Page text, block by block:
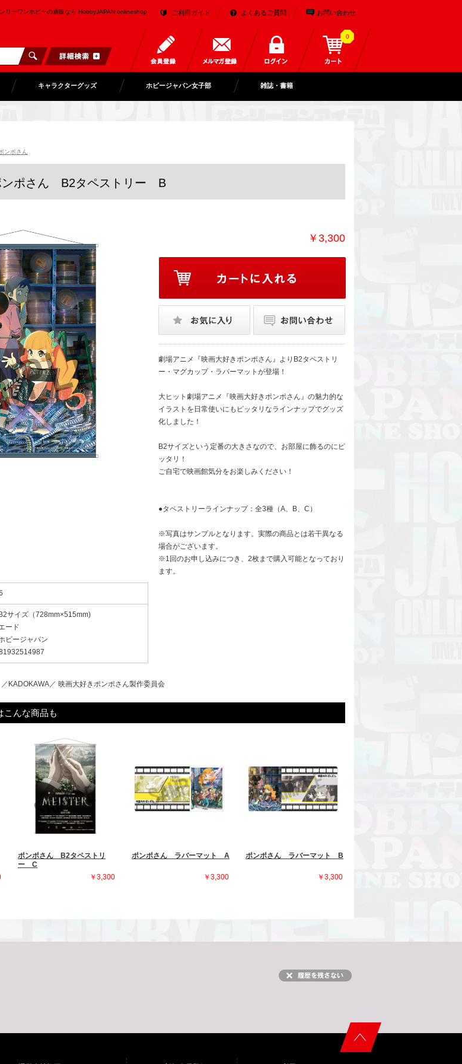
リーワンホビーの通販なら HobbyJAPAN onlineshop ご利用ガイド よくあるご質問 お問い合わせ
0
キャラクターグッズ ホビージャパン女子部 雑誌・書籍
ンポさん
ンポさん B2タペストリー B
サイズ（728mm×515mm)
ード
ビージャパン
￥3,300
劇場アニメ『映画大好きポンポさん』よりB2タペストリ
ー・マグカップ・ラバーマットが登場！
大ヒット劇場アニメ『映画大好きポンポさん』の魅力的な
イラストを日常使いにもピッタリなラインナップでグッズ
化しました！
B2サイズという定番の大きさなので、お部屋に飾るのにピ
ッタリ！
ご自宅で映画館気分をお楽しみください！
●タペストリーラインナップ：全3種（A、B、C）
※写真はサンプルとなります。実際の商品とは若干異なる
場合がございます。
※1回のお申し込みにつき、2枚まで購入可能となっており
ます。
KADOKAWA／ 映画大好きポンポさん製作委員会
こんな商品も
ポンポさん B2タペストリ
ー C
￥3,300
ポンポさん ラバーマット A
￥3,300
ポンポさん ラバーマット B
￥3,300